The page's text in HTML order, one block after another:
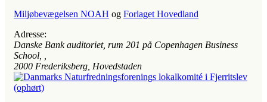
Miljøbevægelsen NOAH og Forlaget Hovedland
Adresse:
Danske Bank auditoriet, rum 201 på Copenhagen Business
School
2000 Frederiksberg, Hovedstaden